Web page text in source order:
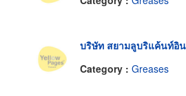
บริษัท สยามลูบริแค้นท์อิ
Category : Greases